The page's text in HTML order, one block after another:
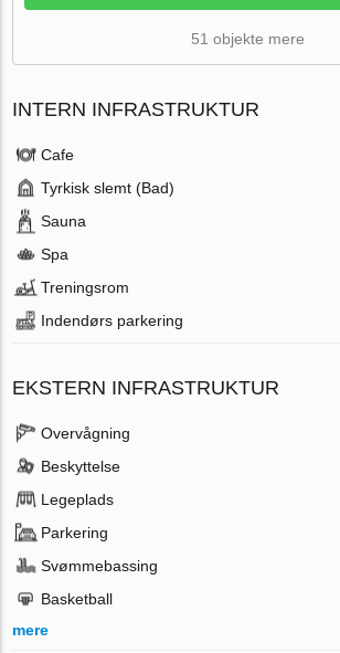
51 objekte mere
INTERN INFRASTRUKTUR
Cafe
Tyrkisk slemt (Bad)
Sauna
Spa
Treningsrom
Indendørs parkering
EKSTERN INFRASTRUKTUR
Overvågning
Beskyttelse
Legeplads
Parkering
Svømmebassing
Basketball
mere